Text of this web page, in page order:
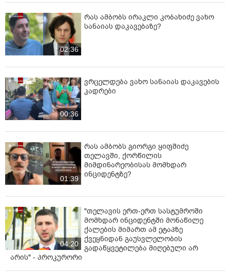
02:36
რას ამბობს ირაკლი კობახიძე ვახო
სანაიას დაკავებაზე?
00:36
ვრცელდება ვახო სანაიას დაკავების
კადრები
01:39
რას ამბობს გიორგი ყიფშიძე
თელავში, ქორწილის
მიმდინარეობისას მომხდარ
ინციდენტზე?
04:20
"თელავის ერთ-ერთ სასტუმროში
მომხდარ ინციდენტში მონაწილე
ქალების მიმართ ამ ეტაპზე
ქვეყნიდან გაუსვლელობის
გადაწყვეტილება მიღებული არ
არის" - პროკურორი